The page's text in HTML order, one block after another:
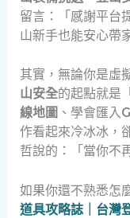
留言：「感謝平台
山新手也能安心帶
其實，無論你是虛
山安全的起點就是
線地圖 、學會匯入
作看起來冷冰冰，
哲說的：「當你不
如果你還不熟悉怎
道具攻略誌｜台灣